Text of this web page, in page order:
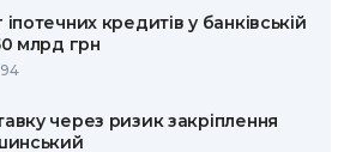
кредитів у банківській
млрд грн
94
через ризик закріплення